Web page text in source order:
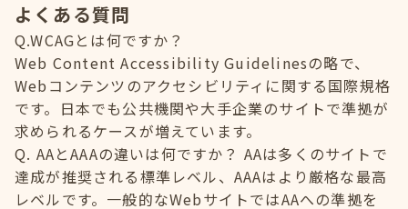
よくある質問
Q.WCAGとは何ですか？
Web Content Accessibility Guidelinesの略で、
Webコンテンツのアクセシビリティに関する国際規格
です。日本でも公共機関や大手企業のサイトで準拠が
求められるケースが増えています。
Q. AAとAAAの違いは何ですか？ AAは多くのサイトで
達成が推奨される標準レベル、AAAはより厳格な最高
レベルです。一般的なWebサイトではAAへの準拠を